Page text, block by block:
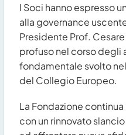
I Soci hanno espresso
alla governance
Presidente Prof.
profuso nel corso degli
fondamentale svolto
del Collegio Europeo.
La Fondazione
con un rinnovato